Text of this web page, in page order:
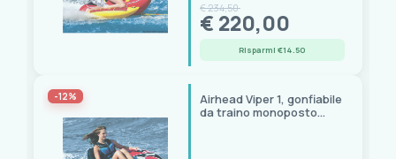
€ 234,50
€ 220,00
Risparmi €14.50
-12%
Airhead Viper 1, gonfiabile
da traino monoposto